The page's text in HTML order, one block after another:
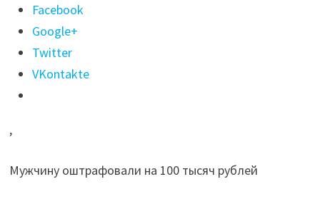
Поделиться
"Главу
охранного
агентства
осудили
невыплату
Facebook
Google+
Twitter
VKontakte
,
Мужчину оштрафовали на 100 тысяч рублей